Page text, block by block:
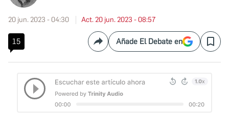
20 jun. 2023 - 04:30 Act. 20 jun. 2023 - 08:57
15 CompartirAñade El Debate en Save